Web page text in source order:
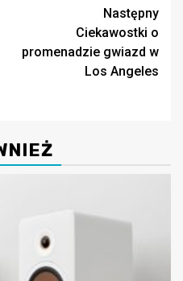
Następny
Ciekawostki o
promenadzie gwiazd w
Los Angeles